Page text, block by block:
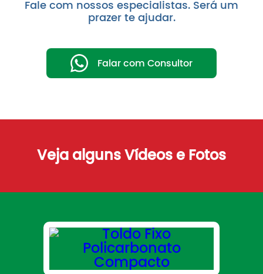
Fale com nossos especialistas. Será um
prazer te ajudar.
Falar com Consultor
Veja alguns Vídeos e Fotos